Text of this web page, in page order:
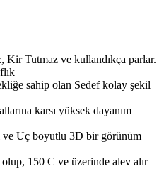
Kir Tutmaz ve kullandıkça parlar.
sahip olan Sedef kolay şekil
karsı yüksek dayanım
Uç boyutlu 3D bir görünüm
olup, 150 C ve üzerinde alev alır